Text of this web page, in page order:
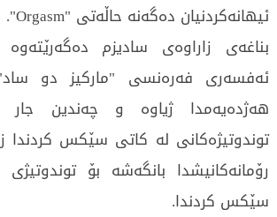
ئیهانەکردنیان دەگەنە حاڵەتی "Orgasm".
بناغەی زاراوەی سادیزم
ئەفسەری فەرەنسی "ماركيز دو
هەژدەیەمدا ژیاوە و چەندین جار
توندوتیژەکانی لە کاتی سێکس کردندا
رۆمانەکانیشدا بانگەشە بۆ
سێکس کردندا.